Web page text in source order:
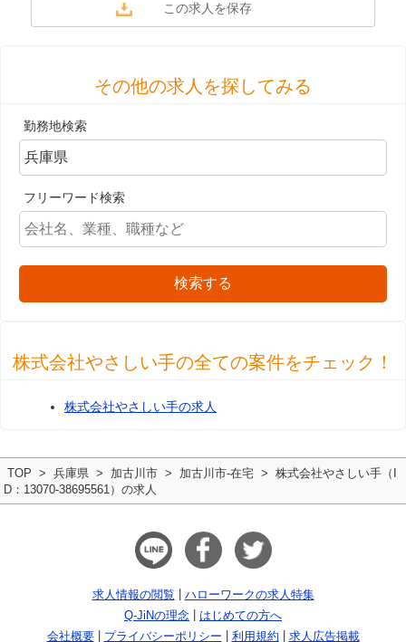
その他の求人を探してみる
勤務地検索
フリーワード検索
検索する
株式会社やさしい手の全ての案件をチェック！
株式会社やさしい手の求人
TOP 兵庫県 加古川市 加古川市-在宅
株式会社やさしい手（I
D：13070-38695561）の求人
求人情報の閲覧
ハローワークの求人特集
Q-JiNの理念
はじめての方へ
会社概要
プライバシーポリシー 利用規約 求人広告掲載